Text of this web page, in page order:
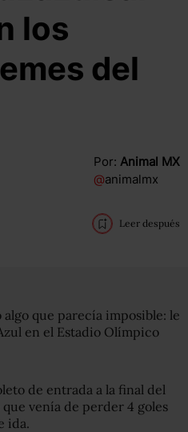
los
del
Por: Animal MX
@animalmx
Leer después
que parecía imposible: le
en el Estadio Olímpico
de entrada a la final del
venía de perder 4 goles
ida.